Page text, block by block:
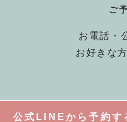
ご
お電話・
お好きな
公式LINEから予約す